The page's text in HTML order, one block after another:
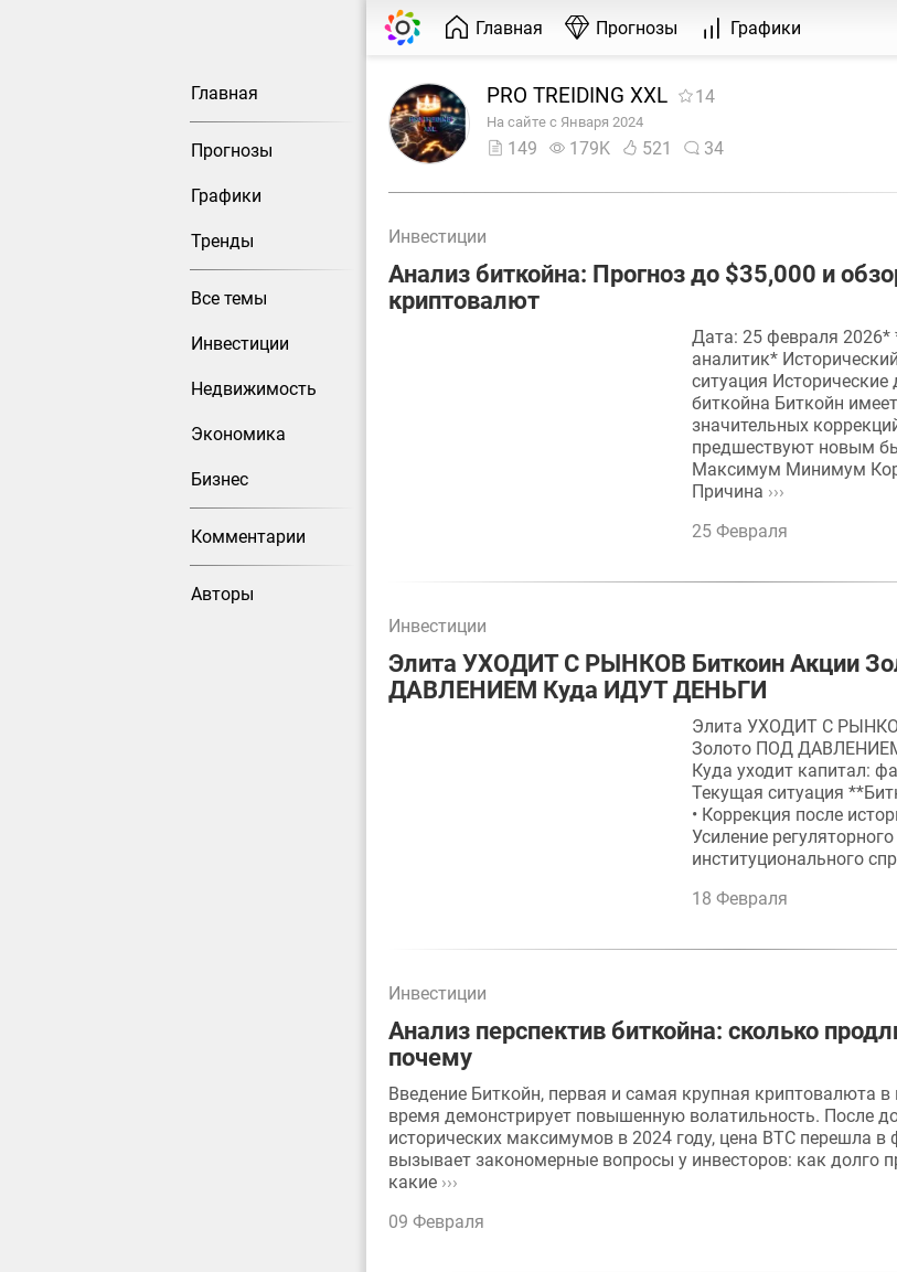
Главная Прогнозы Графики
Главная
Прогнозы
Графики
Тренды
Все темы
Инвестиции
Недвижимость
Экономика
Бизнес
Комментарии
Авторы
PRO TREIDING XXL 14
На сайте с Января 2024
149 179K 521 34
Инвестиции
Анализ биткойна: Прогноз до $35,000 и
криптовалют
Дата: 25 февраля
аналитик*
ситуация
биткойна Биткойн
значительных
предшествуют новым
Максимум Минимум
Причина ›››
25 Февраля
Инвестиции
Элита УХОДИТ С РЫНКОВ Биткоин Акции
ДАВЛЕНИЕМ Куда ИДУТ ДЕНЬГИ
Элита УХОДИТ С
Золото ПОД
Куда уходит капитал:
Текущая ситуация
• Коррекция после
Усиление
институционального
18 Февраля
Инвестиции
Анализ перспектив биткойна: сколько
почему
Введение Биткойн, первая и самая крупная криптовалюта в
время демонстрирует повышенную волатильность. После
исторических максимумов в 2024 году, цена BTC перешла в
вызывает закономерные вопросы у инвесторов: как долго
какие ›››
09 Февраля